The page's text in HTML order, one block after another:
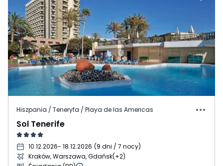
Hiszpania / Teneryfa / Playa de las Americas
Sol Tenerife
10.12.2026- 18.12.2026 (9 dni / 7 nocy)
Kraków, Warszawa, Gdańsk(+2)